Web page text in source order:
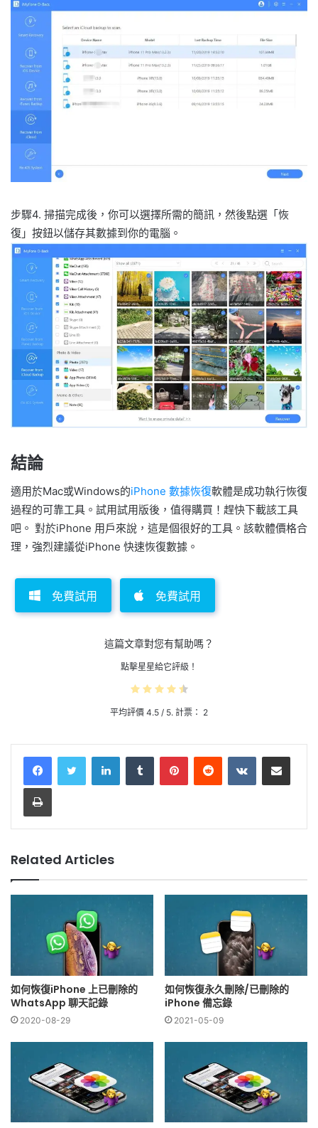
步驟4. 掃描完成後，你可以選擇所需的簡訊，然後點選「恢
復」按鈕以儲存其數據到你的電腦。
結論
適用於Mac或Windows的iPhone 數據恢復軟體是成功執行恢復
過程的可靠工具。試用試用版後，值得購買！趕快下載該工具
吧。 對於iPhone 用戶來說，這是個很好的工具。該軟體價格合
理，強烈建議從iPhone 快速恢復數據。
免費試用 免費試用
這篇文章對您有幫助嗎？
點擊星星給它評級！
平均評價 4.5 / 5. 計票： 2
LinkedIn Tumblr PinterestReddit VKontakte
Print
Related Articles
如何恢復iPhone 上已刪除的
WhatsApp 聊天記錄
2020-08-29
如何恢復永久刪除/已刪除的
iPhone 備忘錄
2021-05-09